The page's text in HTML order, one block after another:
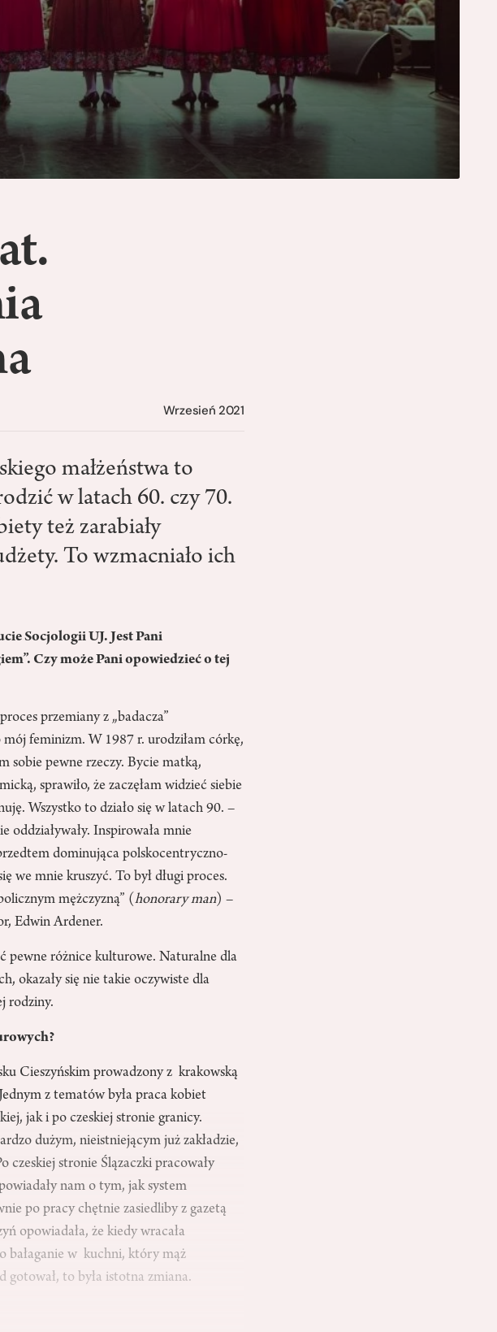
Wrzesień 2021
małżeństwa to
w latach 60. czy 70.
też zarabiały
To wzmacniało ich
Socjologii UJ. Jest Pani
Czy może Pani opowiedzieć o tej
przemiany z „badacza”
feminizm. W 1987 r. urodziłam córkę,
sobie pewne rzeczy. Bycie matką,
sprawiło, że zaczęłam widzieć siebie
Wszystko to działo się w latach 90. –
oddziaływały. Inspirowała mnie
dominująca polskocentryczno-
we mnie kruszyć. To był długi proces.
mężczyzną” (honorary man) –
Edwin Ardener.
pewne różnice kulturowe. Naturalne dla
okazały się nie takie oczywiste dla
rodziny.
Cieszyńskim prowadzony z krakowską
z tematów była praca kobiet
jak i po czeskiej stronie granicy.
dużym, nieistniejącym już zakładzie,
czeskiej stronie Ślązaczki pracowały
nam o tym, jak system
po pracy chętnie zasiedliby z gazetą
opowiadała, że kiedy wracała
bałaganie w kuchni, który mąż
gotował, to była istotna zmiana.